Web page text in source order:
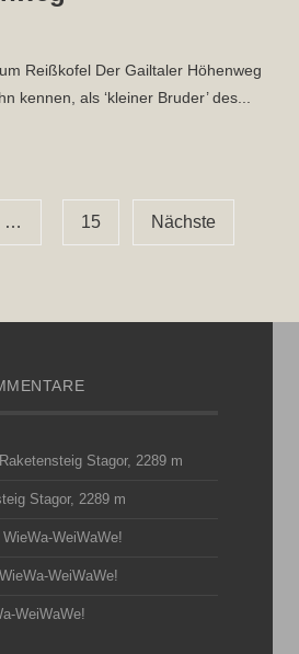
Reißkofel Der Gailtaler Höhenweg
kennen, als ‘kleiner Bruder’ des...
… 15 Nächste
Raketensteig Stagor, 2289 m
Stagor, 2289 m
WieWa-WeiWaWe!
WieWa-WeiWaWe!
WeiWaWe!